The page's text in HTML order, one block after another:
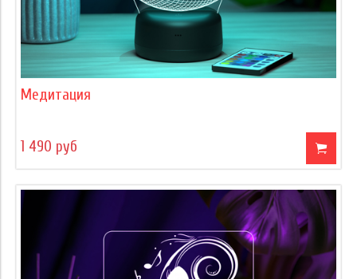
Медитация
1 490 руб